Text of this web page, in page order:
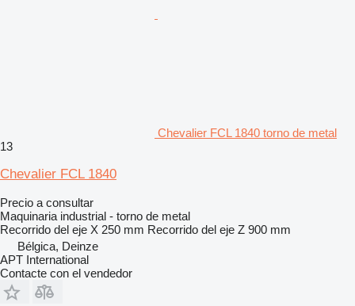
Chevalier FCL 1840 torno de metal
13
Chevalier FCL 1840
Precio a consultar
Maquinaria industrial - torno de metal
Recorrido del eje X 250 mm Recorrido del eje Z 900 mm
Bélgica, Deinze
APT International
Contacte con el vendedor